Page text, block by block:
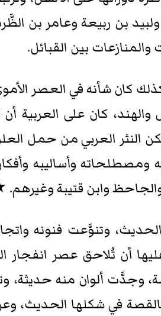
بن ربيعة وعامر بن
بين القبائل.
كان شأنه في العصر
والهند، كان على
النثر العربي من حمل
ومصطلحاته وأساليبه
والجاحظ وابن قتيبة
وتنوَّعت فنونه
أن تُلاحق عصر
وجدَّت ألوان منه حديثة،
بالقصة في شكلها